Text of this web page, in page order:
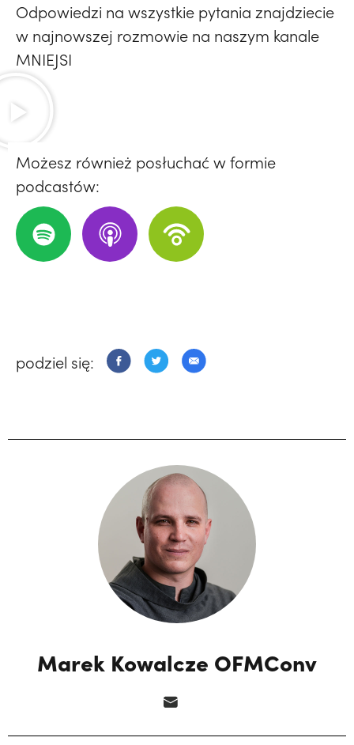
Odpowiedzi na wszystkie pytania znajdziecie
w najnowszej rozmowie na naszym kanale
MNIEJSI
Możesz również posłuchać w formie
podcastów:
podziel się:
Marek Kowalcze OFMConv